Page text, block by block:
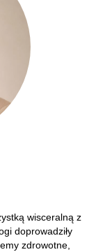
wisceralną z
doprowadziły
zdrowotne,